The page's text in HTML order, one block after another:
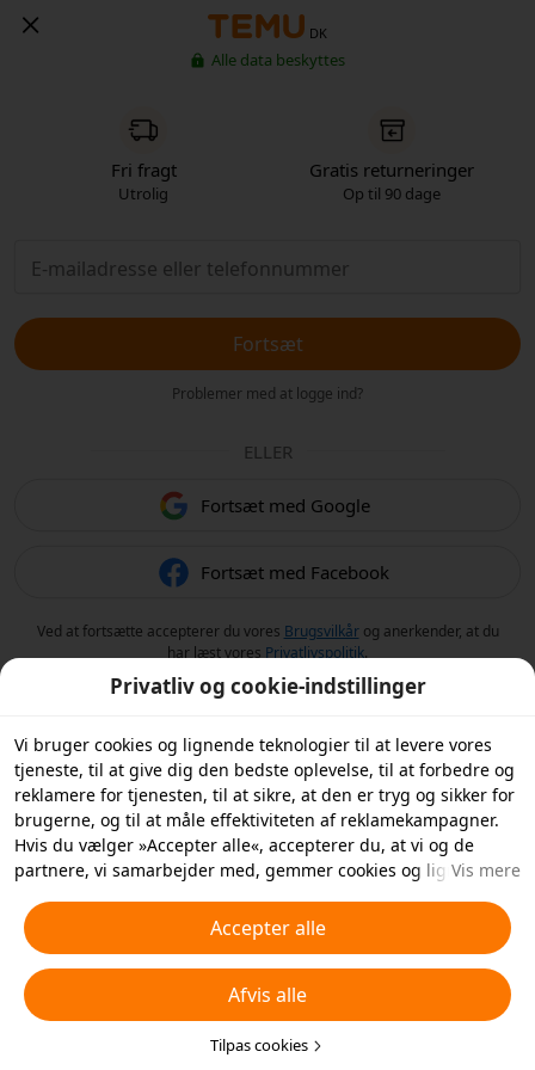
DK
Alle data beskyttes
Fri fragt
Utrolig
Gratis returneringer
Op til 90 dage
Fortsæt
Problemer med at logge ind?
ELLER
Fortsæt med Google
Fortsæt med Facebook
Ved at fortsætte accepterer du vores Brugsvilkårog anerkender, at du
har læst vores Privatlivspolitik.
Privatliv og cookie-indstillinger
Vi bruger cookies og lignende teknologier til at levere vores
tjeneste, til at give dig den bedste oplevelse, til at forbedre og
reklamere for tjenesten, til at sikre, at den er tryg og sikker for
brugerne, og til at måle effektiviteten af reklamekampagner.
Hvis du vælger »Accepter alle«, accepterer du, at vi og de
partnere, vi samarbejder med, gemmer cookies og lignende
»Afvise alle« ikke-essentielle cookies eller vælge, hvilke typer
cookies du vil acceptere eller deaktivere, ved at klikke på
»Tilpas cookies« nedenfor eller når som helst i dine
privatlivsindstillinger. For flere detaljer, se vores
cookies og lignende teknologier.
Vis mere
Accepter alle
Afvis alle
Tilpas cookies